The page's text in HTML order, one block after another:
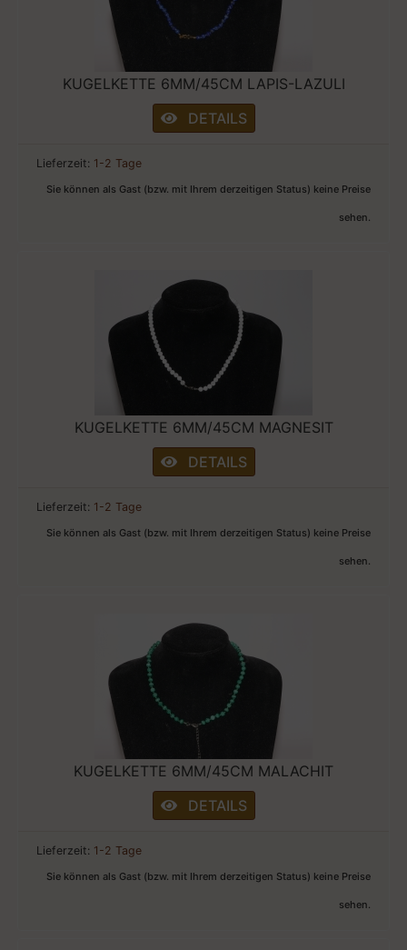
KUGELKETTE 6MM/45CM LAPIS-LAZULI
DETAILS
Lieferzeit: 1-2 Tage
Sie können als Gast (bzw. mit Ihrem derzeitigen Status) keine Preise
sehen.
KUGELKETTE 6MM/45CM MAGNESIT
DETAILS
Lieferzeit: 1-2 Tage
Sie können als Gast (bzw. mit Ihrem derzeitigen Status) keine Preise
sehen.
KUGELKETTE 6MM/45CM MALACHIT
DETAILS
Lieferzeit: 1-2 Tage
Sie können als Gast (bzw. mit Ihrem derzeitigen Status) keine Preise
sehen.